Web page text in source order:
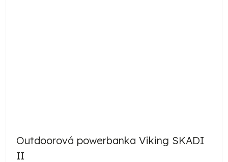
Outdoorová powerbanka Viking SKADI
II